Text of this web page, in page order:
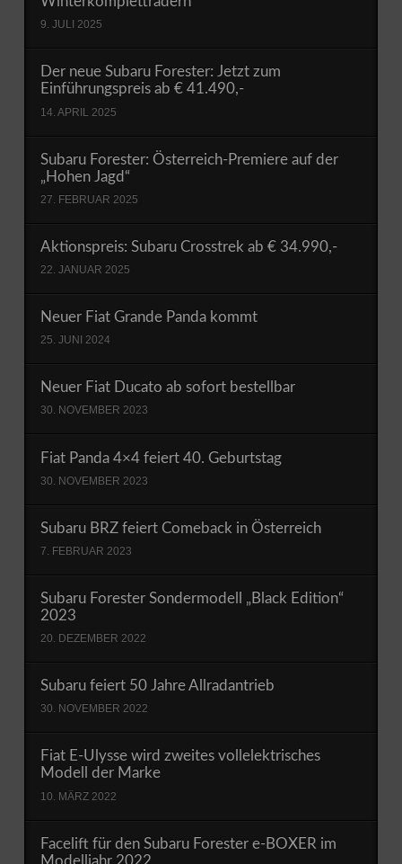
9. JULI 2025
Der neue Subaru Forester: Jetzt zum
Einführungspreis ab € 41.490,-
14. APRIL 2025
Subaru Forester: Österreich-Premiere auf der
„Hohen Jagd“
27. FEBRUAR 2025
Aktionspreis: Subaru Crosstrek ab € 34.990,-
22. JANUAR 2025
Neuer Fiat Grande Panda kommt
25. JUNI 2024
Neuer Fiat Ducato ab sofort bestellbar
30. NOVEMBER 2023
Fiat Panda 4×4 feiert 40. Geburtstag
30. NOVEMBER 2023
Subaru BRZ feiert Comeback in Österreich
7. FEBRUAR 2023
Subaru Forester Sondermodell „Black Edition“
2023
20. DEZEMBER 2022
Subaru feiert 50 Jahre Allradantrieb
30. NOVEMBER 2022
Fiat E-Ulysse wird zweites vollelektrisches
Modell der Marke
10. MÄRZ 2022
Facelift für den Subaru Forester e-BOXER im
Modelljahr 2022